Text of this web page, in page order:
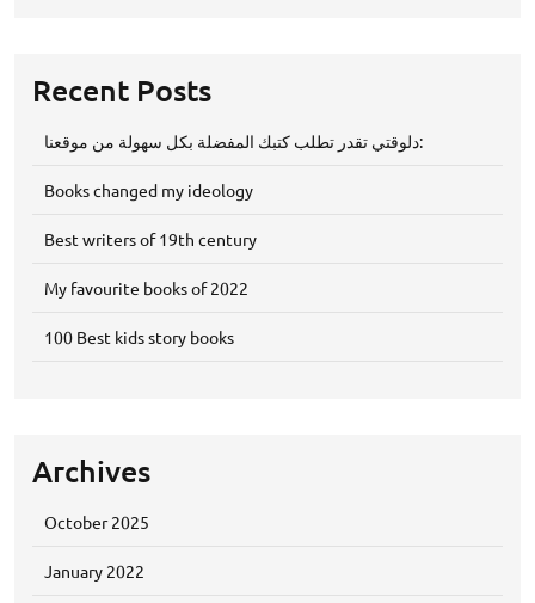
Recent Posts
دلوقتي تقدر تطلب كتبك المفضلة بكل سهولة من موقعنا:
Books changed my ideology
Best writers of 19th century
My favourite books of 2022
100 Best kids story books
Archives
October 2025
January 2022